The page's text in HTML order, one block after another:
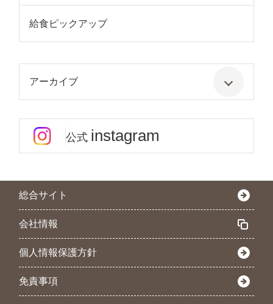
給食ピックアップ
アーカイブ
公式 instagram
総合サイト
会社情報
個人情報保護方針
免責事項